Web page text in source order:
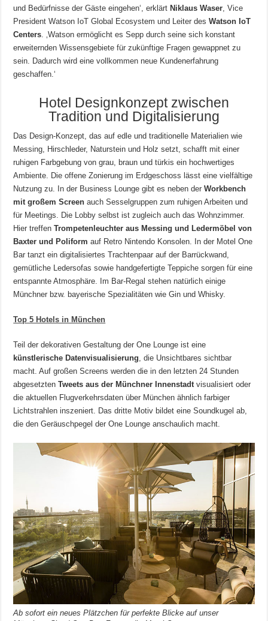
und Bedürfnisse der Gäste eingehen‘, erklärtNiklaus Waser , Vice
President Watson IoT Global Ecosystem und Leiter desWatson IoT
Centers . ‚Watson ermöglicht es Sepp durch seine sich konstant
erweiternden Wissensgebiete für zukünftige Fragen gewappnet zu
sein. Dadurch wird eine vollkommen neue Kundenerfahrung
geschaffen.‘
Hotel Designkonzept zwischen
Tradition und Digitalisierung
Das Design-Konzept, das auf edle und traditionelle Materialien wie
Messing, Hirschleder, Naturstein und Holz setzt, schafft mit einer
ruhigen Farbgebung von grau, braun und türkis ein hochwertiges
Ambiente. Die offene Zonierung im Erdgeschoss lässt eine vielfältige
Nutzung zu. In der Business Lounge gibt es neben derWorkbench
mit großem Screen auch Sesselgruppen zum ruhigen Arbeiten und
für Meetings. Die Lobby selbst ist zugleich auch das Wohnzimmer.
Hier treffenTrompetenleuchter aus Messing und Ledermöbel von
Baxter und Poliform auf Retro Nintendo Konsolen. In der Motel One
Bar tanzt ein digitalisiertes Trachtenpaar auf der Barrückwand,
gemütliche Ledersofas sowie handgefertigte Teppiche sorgen für eine
entspannte Atmosphäre. Im Bar-Regal stehen natürlich einige
Münchner bzw. bayerische Spezialitäten wie Gin und Whisky.
Top 5 Hotels in München
Teil der dekorativen Gestaltung der One Lounge ist eine
künstlerische Datenvisualisierung , die Unsichtbares sichtbar
macht. Auf großen Screens werden die in den letzten 24 Stunden
abgesetztenTweets aus der Münchner Innenstadt visualisiert oder
die aktuellen Flugverkehrsdaten über München ähnlich farbiger
Lichtstrahlen inszeniert. Das dritte Motiv bildet eine Soundkugel ab,
die den Geräuschpegel der One Lounge anschaulich macht.
Ab sofort ein neues Plätzchen für perfekte Blicke auf unser